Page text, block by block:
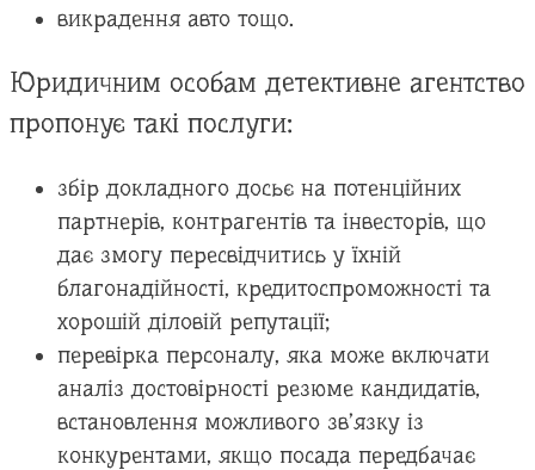
викрадення авто тощо.
Юридичним особам детективне агентство
пропонує такі послуги:
збір докладного досьє на потенційних
партнерів, контрагентів та інвесторів, що
дає змогу пересвідчитись у їхній
благонадійності, кредитоспроможності та
хорошій діловій репутації;
перевірка персоналу, яка може включати
аналіз достовірності резюме кандидатів,
встановлення можливого зв’язку із
конкурентами, якщо посада передбачає